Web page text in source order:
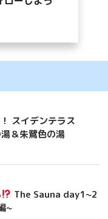
スイデンテラス
＆朱鷺色の湯
The Sauna day1~2
~